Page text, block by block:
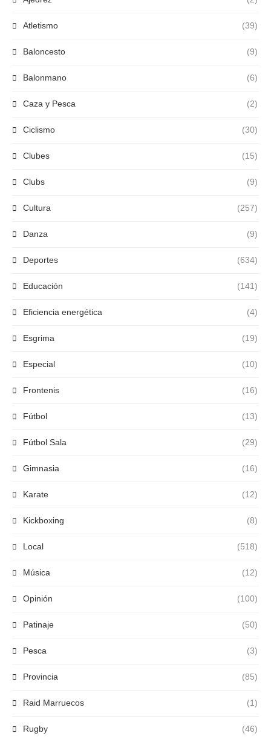
Atletismo (39)
Baloncesto (9)
Balonmano (6)
Caza y Pesca (2)
Ciclismo (30)
Clubes (15)
Clubs (9)
Cultura (257)
Danza (9)
Deportes (634)
Educación (141)
Eficiencia energética (4)
Esgrima (19)
Especial (10)
Frontenis (16)
Fútbol (13)
Fútbol Sala (29)
Gimnasia (16)
Karate (12)
Kickboxing (8)
Local (518)
Música (12)
Opinión (100)
Patinaje (50)
Pesca (3)
Provincia (85)
Raid Marruecos (1)
Rugby (46)